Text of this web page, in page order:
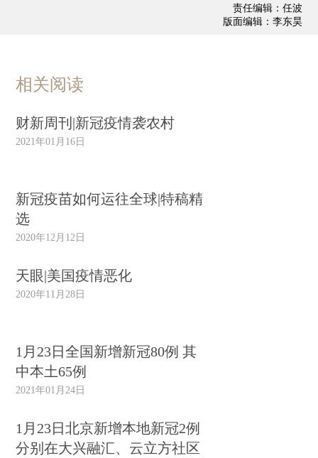
责任编辑：任波
版面编辑：李东昊
相关阅读
财新周刊|新冠疫情袭农村
2021年01月16日
新冠疫苗如何运往全球|特稿精
选
2020年12月12日
天眼|美国疫情恶化
2020年11月28日
1月23日全国新增新冠80例 其
中本土65例
2021年01月24日
1月23日北京新增本地新冠2例
分别在大兴融汇、云立方社区